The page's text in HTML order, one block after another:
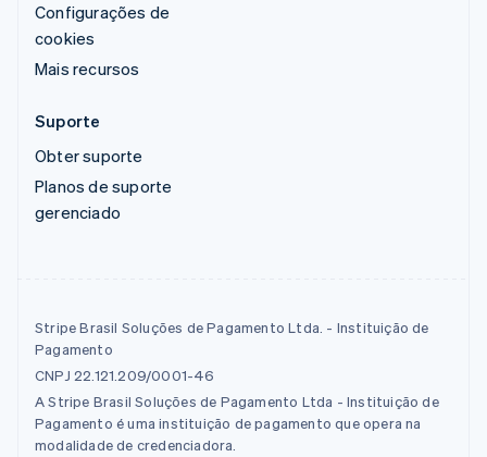
Configurações de
cookies
Mais recursos
Suporte
Obter suporte
Planos de suporte
gerenciado
Stripe Brasil Soluções de Pagamento Ltda. - Instituição de
Pagamento
CNPJ 22.121.209/0001-46
A Stripe Brasil Soluções de Pagamento Ltda - Instituição de
Pagamento é uma instituição de pagamento que opera na
modalidade de credenciadora.